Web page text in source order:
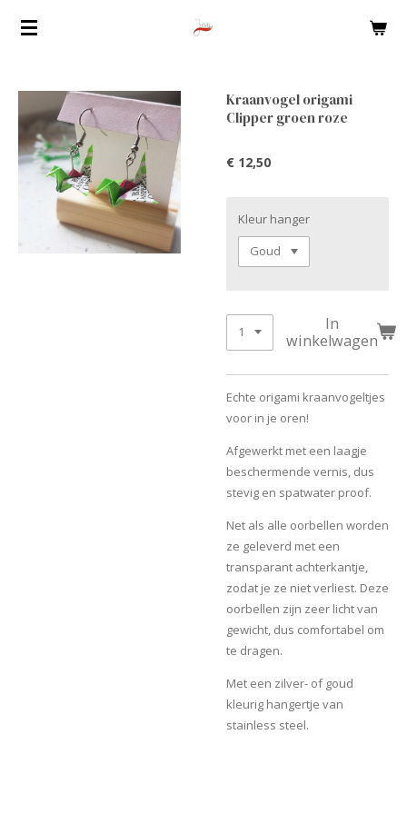
Ga
direct
hoofdinhoud
Kraanvogel origami
Clipper groen roze
€ 12,50
Kleur hanger
In
winkelwagen
Echte origami kraanvogeltjes
voor in je oren!
Afgewerkt met een laagje
beschermende vernis, dus
stevig en spatwater proof.
Net als alle oorbellen worden
ze geleverd met een
transparant achterkantje,
zodat je ze niet verliest. Deze
oorbellen zijn zeer licht van
gewicht, dus comfortabel om
te dragen.
Met een zilver- of goud
kleurig hangertje van
stainless steel.